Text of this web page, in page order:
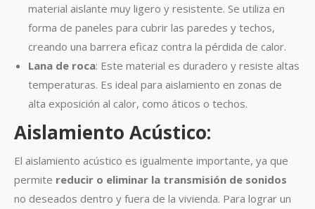
material aislante muy ligero y resistente. Se utiliza en
forma de paneles para cubrir las paredes y techos,
creando una barrera eficaz contra la pérdida de calor.
Lana de roca: Este material es duradero y resiste altas
temperaturas. Es ideal para aislamiento en zonas de
alta exposición al calor, como áticos o techos.
Aislamiento Acústico:
El aislamiento acústico es igualmente importante, ya que
permite reducir o eliminar la transmisión de sonidos
no deseados dentro y fuera de la vivienda. Para lograr un